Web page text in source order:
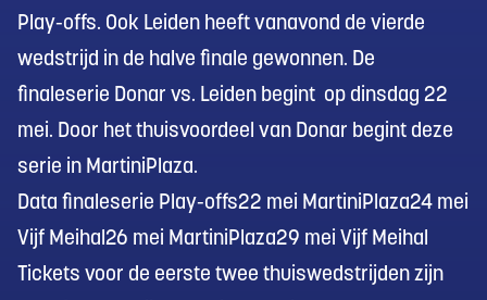
Play-offs. Ook Leiden heeft vanavond de vierde
wedstrijd in de halve finale gewonnen. De
finaleserie Donar vs. Leiden begint op dinsdag 22
mei. Door het thuisvoordeel van Donar begint deze
serie in MartiniPlaza.
Data finaleserie Play-offs22 mei MartiniPlaza24 mei
Vijf Meihal26 mei MartiniPlaza29 mei Vijf Meihal
Tickets voor de eerste twee thuiswedstrijden zijn